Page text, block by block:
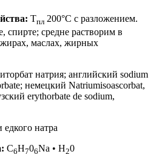
Тпл 200°С с разложением.
спирте; средне растворим в
жирах, маслах, жирных
натрия; английский sodium
немецкий Natriumisoascorbat,
erythorbate de sodium,
натра
C6H706Na • H20